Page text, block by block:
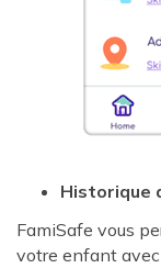
Historique
FamiSafe vous
votre enfant avec